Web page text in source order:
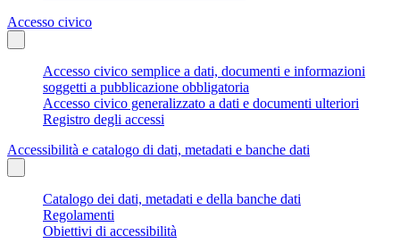
Accesso civico
Accesso civico semplice a dati, documenti e informazioni
soggetti a pubblicazione obbligatoria
Accesso civico generalizzato a dati e documenti ulteriori
Registro degli accessi
Accessibilità e catalogo di dati, metadati e banche dati
Catalogo dei dati, metadati e della banche dati
Regolamenti
Obiettivi di accessibilità